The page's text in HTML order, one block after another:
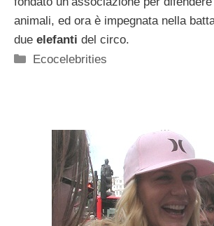
animali, ed ora è impegnata nella
due elefanti del circo.
Categorie
Ecocelebrities